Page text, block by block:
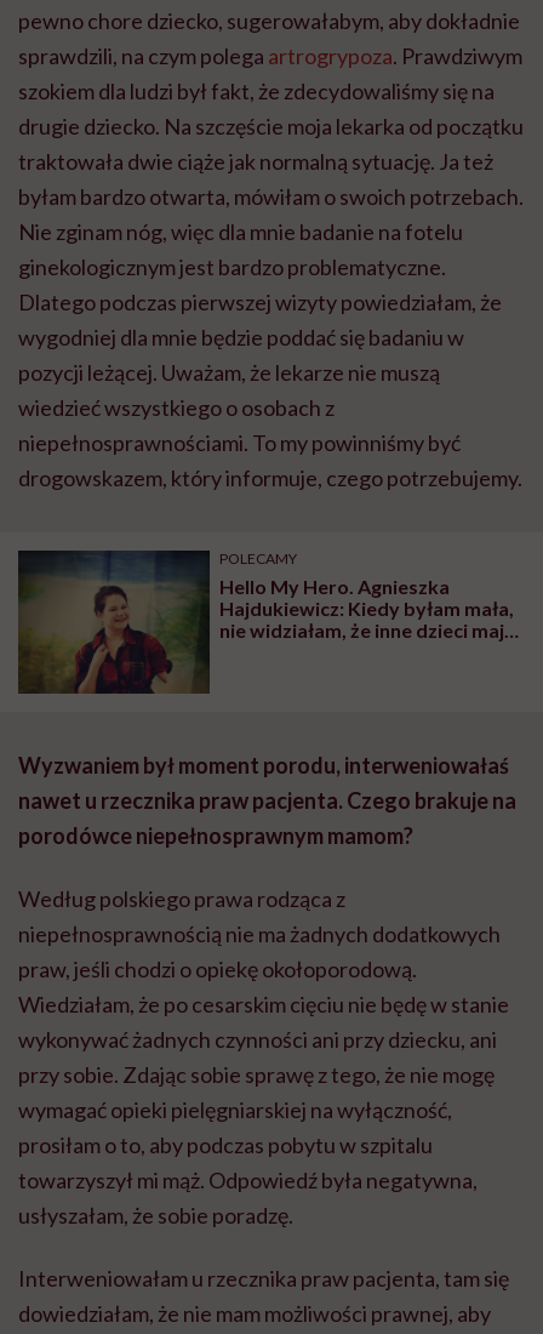
pewno chore dziecko, sugerowałabym, aby dokładnie
sprawdzili, na czym polega artrogrypoza. Prawdziwym
szokiem dla ludzi był fakt, że zdecydowaliśmy się na
drugie dziecko. Na szczęście moja lekarka od początku
traktowała dwie ciąże jak normalną sytuację. Ja też
byłam bardzo otwarta, mówiłam o swoich potrzebach.
Nie zginam nóg, więc dla mnie badanie na fotelu
ginekologicznym jest bardzo problematyczne.
Dlatego podczas pierwszej wizyty powiedziałam, że
wygodniej dla mnie będzie poddać się badaniu w
pozycji leżącej. Uważam, że lekarze nie muszą
wiedzieć wszystkiego o osobach z
niepełnosprawnościami. To my powinniśmy być
drogowskazem, który informuje, czego potrzebujemy.
POLECAMY
Hello My Hero. Agnieszka
Hajdukiewicz: Kiedy byłam mała,
nie widziałam, że inne dzieci mają
Wyzwaniem był moment porodu, interweniowałaś
nawet u rzecznika praw pacjenta. Czego brakuje na
porodówce niepełnosprawnym mamom?
Według polskiego prawa rodząca z
niepełnosprawnością nie ma żadnych dodatkowych
praw, jeśli chodzi o opiekę okołoporodową.
Wiedziałam, że po cesarskim cięciu nie będę w stanie
wykonywać żadnych czynności ani przy dziecku, ani
przy sobie. Zdając sobie sprawę z tego, że nie mogę
wymagać opieki pielęgniarskiej na wyłączność,
prosiłam o to, aby podczas pobytu w szpitalu
towarzyszył mi mąż. Odpowiedź była negatywna,
usłyszałam, że sobie poradzę.
Interweniowałam u rzecznika praw pacjenta, tam się
dowiedziałam, że nie mam możliwości prawnej, aby